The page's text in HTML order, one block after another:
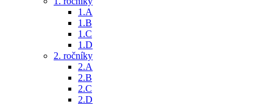
1.A
1.B
1.C
1.D
2. ročníky
2.A
2.B
2.C
2.D